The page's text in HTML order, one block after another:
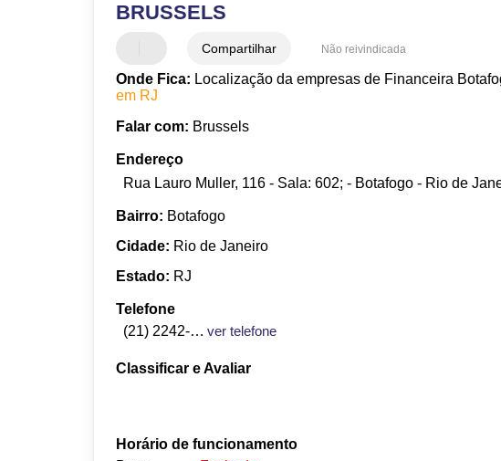
BRUSSELS
Compartilhar Não reivindicada
Onde Fica: Localização da empresas de Financeira
em RJ
Falar com: Brussels
Endereço
Rua Lauro Muller, 116 - Sala: 602; - Botafogo - Rio de
Bairro: Botafogo
Cidade: Rio de Janeiro
Estado: RJ
Telefone
(21) 2242-7729
ver telefone
Classificar e Avaliar
Horário de funcionamento